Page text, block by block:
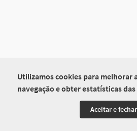
Utilizamos cookies para melhorar
navegação e obter estatísticas
Aceitar e fechar